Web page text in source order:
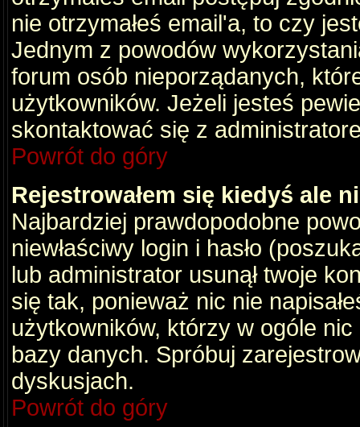
nie otrzymałeś email'a, to czy
Jednym z powodów
forum osób nieporządanych,
użytkowników. Jeżeli jesteś
skontaktować się z
Powrót do góry
Rejestrowałem się kiedyś ale
Najbardziej prawdopodobne
niewłaściwy login i hasło
lub administrator usunął twoje
się tak, ponieważ nic nie
użytkowników, którzy w ogóle
bazy danych. Spróbuj
dyskusjach.
Powrót do góry